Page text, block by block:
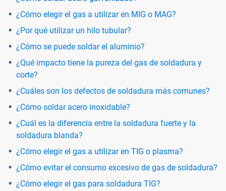
¿Cómo elegir el gas a utilizar en MIG o MAG?
¿Por qué utilizar un hilo tubular?
¿Cómo se puede soldar el aluminio?
¿Qué impacto tiene la pureza del gas de soldadura y
corte?
¿Cuáles son los defectos de soldadura más comunes?
¿Cómo soldar acero inoxidable?
¿Cuál es la diferencia entre la soldadura fuerte y la
soldadura blanda?
¿Cómo elegir el gas a utilizar en TIG o plasma?
¿Cómo evitar el consumo excesivo de gas de soldadura?
¿Cómo elegir el gas para soldadura TIG?